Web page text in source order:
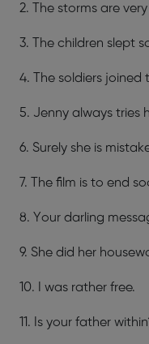
2. The storms are
3. The children slept
4. The soldiers joined
5. Jenny always tries
6. Surely she is
7. The film is to end
8. Your darling
9. She did her
10. I was rather free.
11. Is your father